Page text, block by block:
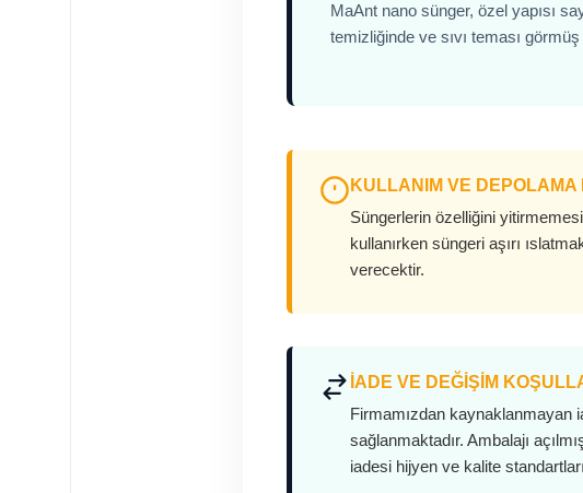
MaAnt nano sünger, özel yapısı
temizliğinde ve sıvı teması
KULLANIM VE DEPOLAMA
Süngerlerin özelliğini
kullanırken süngeri aşırı
verecektir.
İADE VE DEĞIŞIM
Firmamızdan kaynaklanmayan
sağlanmaktadır. Ambalajı
iadesi hijyen ve kalite